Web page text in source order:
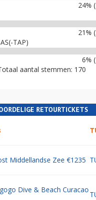
24%
21%
TAP)
6%
aantal stemmen: 170
RETOURTICKETS
Middellandse Zee €1235
Dive & Beach Curacao